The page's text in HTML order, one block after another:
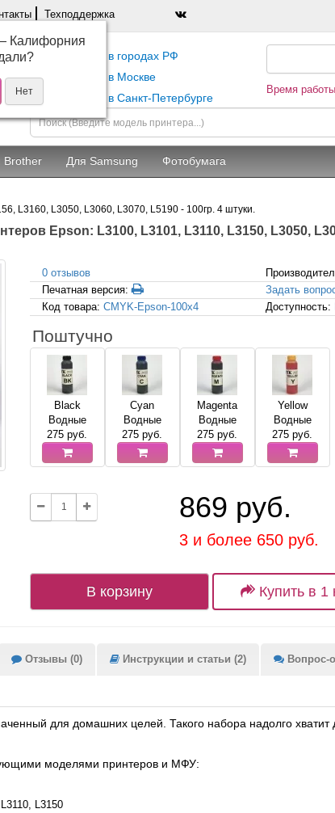
Техподдержка
Самовывоз в городах РФ
Самовывоз в Москве
Самовывоз в Санкт-Петербурге
Время
Brother Для Samsung Фотобумага
L3160, L3050, L3060, L3070, L5190 - 100гр. 4 штуки.
Epson: L3100, L3101, L3110, L3150, L3050,
0 отзывов
Печатная версия:
Задать
Код товара: CMYK-Epson-100x4 Доступность:
Поштучно
Black
Водные
275 руб.
Cyan
Водные
275 руб.
Magenta
Водные
275 руб.
Yellow
Водные
275 руб.
869 руб.
3 и более 650 руб.
В корзину Купить в 1
Отзывы (0) Инструкции и статьи (2) Вопрос-
для домашних целей. Такого набора надолго
моделями принтеров и МФУ:
L3150
Калифорния